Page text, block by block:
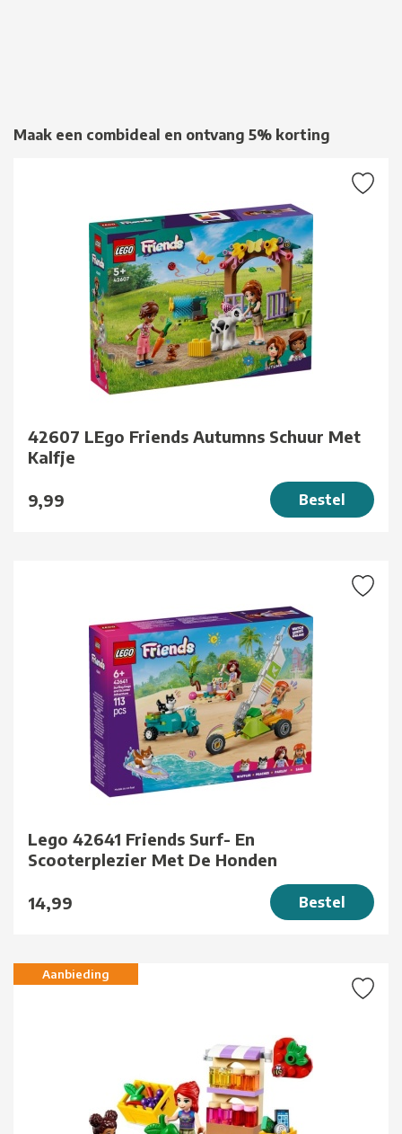
Maak een combideal en ontvang 5% korting
42607 LEgo Friends Autumns Schuur Met
Kalfje
9,99 Bestel
Lego 42641 Friends Surf- En
Scooterplezier Met De Honden
14,99 Bestel
Aanbieding